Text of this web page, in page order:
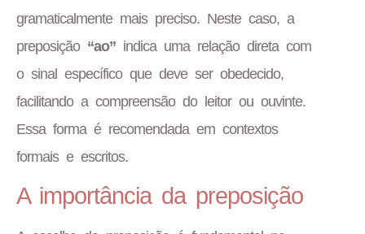
gramaticalmente mais preciso. Neste caso, a
preposição “ao” indica uma relação direta com
o sinal específico que deve ser obedecido,
facilitando a compreensão do leitor ou ouvinte.
Essa forma é recomendada em contextos
formais e escritos.
A importância da preposição